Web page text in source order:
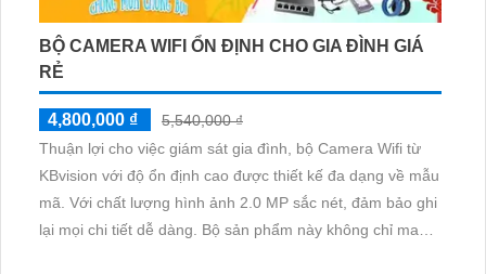
BỘ CAMERA WIFI ỔN ĐỊNH CHO GIA ĐÌNH GIÁ
RẺ
4,800,000 ₫
5,540,000 ₫
Thuận lợi cho việc giám sát gia đình, bộ Camera Wifi từ
KBvision với độ ổn định cao được thiết kế đa dạng về mẫu
mã. Với chất lượng hình ảnh 2.0 MP sắc nét, đảm bảo ghi
lại mọi chi tiết dễ dàng. Bộ sản phẩm này không chỉ mang